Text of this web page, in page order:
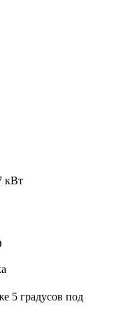
кВт
5 градусов под